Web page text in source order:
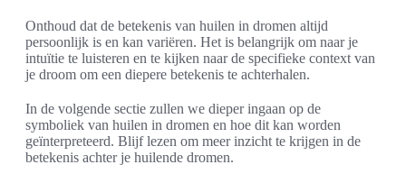
Onthoud dat de betekenis van huilen in dromen altijd
persoonlijk is en kan variëren. Het is belangrijk om naar je
intuïtie te luisteren en te kijken naar de specifieke context van
je droom om een diepere betekenis te achterhalen.
In de volgende sectie zullen we dieper ingaan op de
symboliek van huilen in dromen en hoe dit kan worden
geïnterpreteerd. Blijf lezen om meer inzicht te krijgen in de
betekenis achter je huilende dromen.